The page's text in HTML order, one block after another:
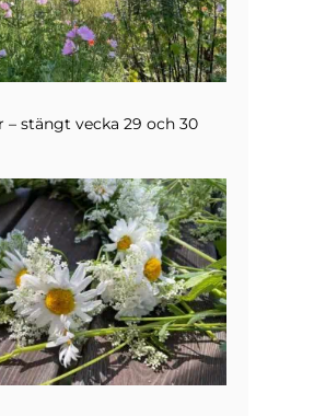
– stängt vecka 29 och 30